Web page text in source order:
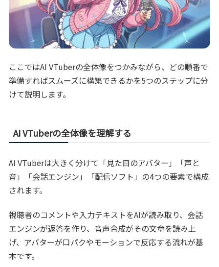
ここではAI VTuberの全体像をつかみながら、どの順番で
準備すればスムーズに構築できるかを5つのステップに分
けて説明します。
AI VTuberの全体像を理解する
AI VTuberは大きく分けて「見た目のアバター」「声と
音」「会話エンジン」「配信ソフト」の4つの要素で構成
されます。
視聴者のコメントや入力テキストをAIが読み取り、会話
エンジンが返答を作り、音声合成がその文章を読み上
げ、アバターが口パクやモーションで反応する流れが基
本です。